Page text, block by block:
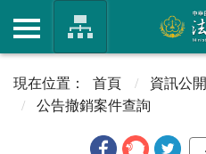
首頁 資訊公開
公告撤銷案件查詢